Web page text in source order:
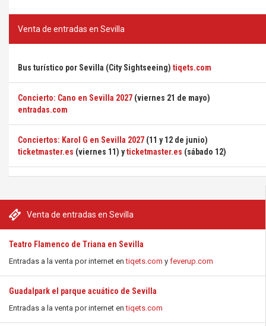
Venta de entradas en Sevilla
Teatro Flamenco de Triana en Sevilla
Entradas a la venta por internet entiqets.com y feverup.com
Guadalpark el parque acuático de Sevilla
Entradas a la venta por internet entiqets.com
Venta de entradas en Sevilla
Bus turístico por Sevilla (City Sightseeing) tiqets.com
Concierto: Cano en Sevilla 2027 (viernes 21 de mayo)
entradas.com
Conciertos: Karol G en Sevilla 2027 (11 y 12 de junio)
ticketmaster.es (viernes 11) yticketmaster.es (sábado 12)